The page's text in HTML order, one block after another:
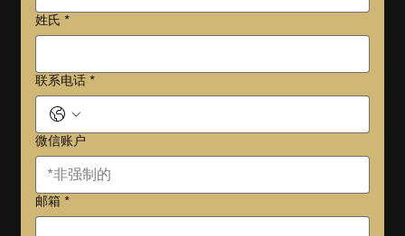
姓氏 *
联系电话 *
微信账户
邮箱 *